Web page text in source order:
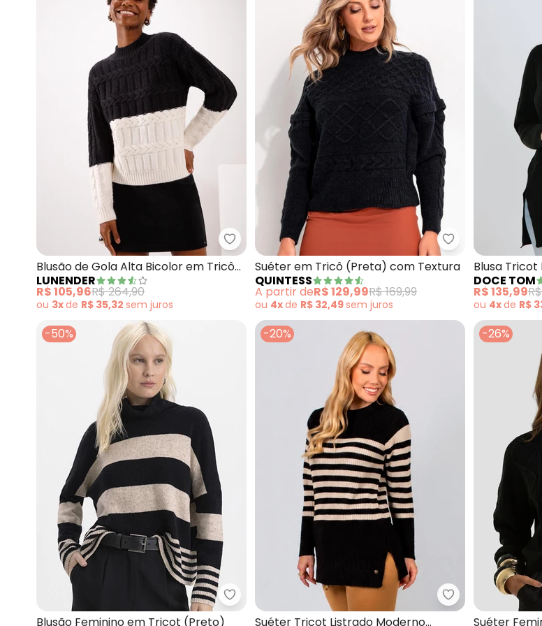
Lunender - Blusão de Gola Alta Bicolor em Tricô (Preto)
Blusão de Gola Alta Bicolor em Tricô
(Preto)
LUNENDER
R$ 105,96R$ 264,90
ou 3xde R$ 35,32 sem juros
Quintess -
Suéter em Tricô (Preta) com Textura
QUINTESS
A partir deR$ 129,99R$ 169,99
ou 4xde R$ 32,49sem juros
Blusa
DOCE TOM
R$ 135,99
ou 4xde R$
-50%
Essendi - Blusão Feminino em Tricot (Preto)
Blusão Feminino em Tricot (Preto)
-20%
Doce Tom -
Suéter Tricot Listrado Moderno
-26%
Suéter